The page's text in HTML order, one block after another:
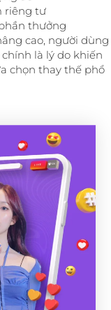
riêng tư
thưởng
cao, người dùng
là lý do khiến
chọn thay thế phổ